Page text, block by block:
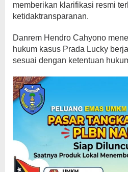
memberikan klarifikasi resmi
ketidaktransparanan.
Danrem Hendro Cahyono
hukum kasus Prada Lucky
sesuai dengan ketentuan